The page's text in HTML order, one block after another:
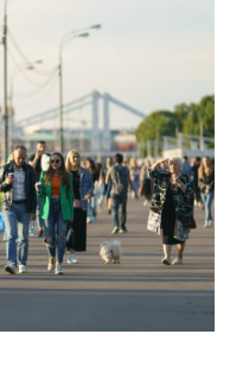
gisfriends Данила
пешеходной
place syntax и моделей
что сотрудники
активности на
для обоснования
мостов через
маршрут через
и объектов
обслуживания.
данные треков
и
как syntax